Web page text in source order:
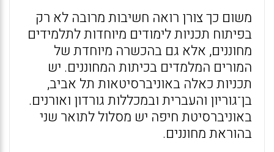
משום כך צורן רואה חשיבות מרובה לא רק
בפיתוח תכניות לימודים מיוחדות לתלמידים
מחוננים, אלא גם בהכשרה מיוחדת של
המורים המלמדים בכיתות המחוננים. יש
תכניות כאלה באוניברסיטאות תל אביב,
בן־גוריון והעברית ובמכללות גורדון ואורנים.
באוניברסיטת חיפה יש מסלול לתואר שני
בהוראת מחוננים.